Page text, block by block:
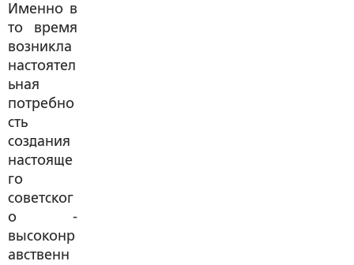
Именно в
то время
возникла
настоятел
ьная
потребно
сть
создания
настояще
го
советског
о -
высоконр
авственн